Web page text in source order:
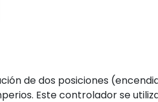
de dos posiciones
Este controlador se